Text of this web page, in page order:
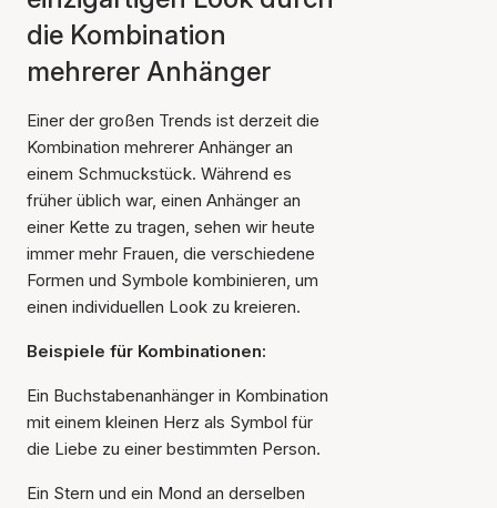
die Kombination
mehrerer Anhänger
Einer der großen Trends ist derzeit die
Kombination mehrerer Anhänger an
einem Schmuckstück. Während es
früher üblich war, einen Anhänger an
einer Kette zu tragen, sehen wir heute
immer mehr Frauen, die verschiedene
Formen und Symbole kombinieren, um
einen individuellen Look zu kreieren.
Beispiele für Kombinationen:
Ein Buchstabenanhänger in Kombination
mit einem kleinen Herz als Symbol für
die Liebe zu einer bestimmten Person.
Ein Stern und ein Mond an derselben